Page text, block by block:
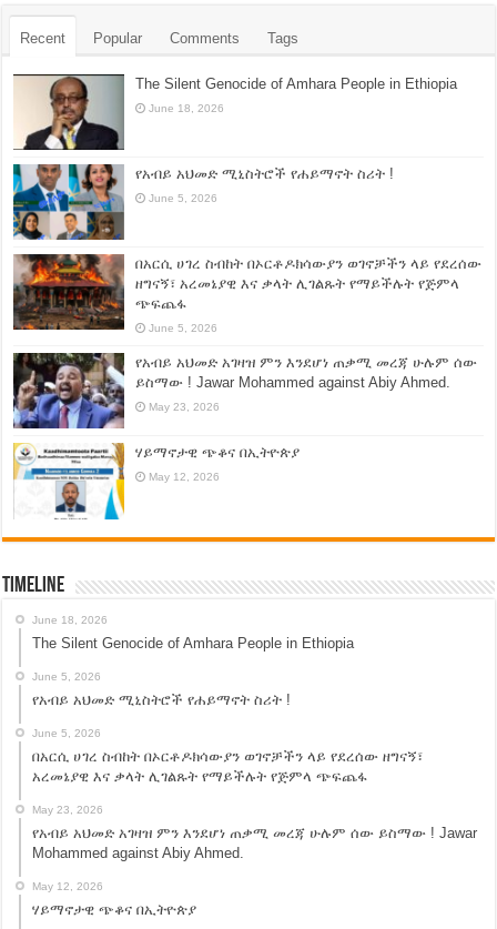
Recent Popular Comments Tags
The Silent Genocide of Amhara People in Ethiopia
June 18, 2026
የአብይ አህመድ ሚኒስትሮች የሐይማኖት ስሪት !
June 5, 2026
በአርሲ ሀገረ ስብከት በኦርቶዶክሳውያን ወገኖቻችን ላይ የደረሰው
ዘግናኝ፣ አረመኔያዊ እና ቃላት ሊገልጹት የማይችሉት የጅምላ
ጭፍጨፋ
June 5, 2026
የአብይ አህመድ አገዛዝ ምን እንደሆነ ጠቃሚ መረጃ ሁሉም ሰው
ይስማው ! Jawar Mohammed against Abiy Ahmed.
May 23, 2026
ሃይማኖታዊ ጭቆና በኢትዮጵያ
May 12, 2026
Timeline
June 18, 2026
The Silent Genocide of Amhara People in Ethiopia
June 5, 2026
የአብይ አህመድ ሚኒስትሮች የሐይማኖት ስሪት !
June 5, 2026
በአርሲ ሀገረ ስብከት በኦርቶዶክሳውያን ወገኖቻችን ላይ የደረሰው ዘግናኝ፣
አረመኔያዊ እና ቃላት ሊገልጹት የማይችሉት የጅምላ ጭፍጨፋ
May 23, 2026
የአብይ አህመድ አገዛዝ ምን እንደሆነ ጠቃሚ መረጃ ሁሉም ሰው ይስማው ! Jawar
Mohammed against Abiy Ahmed.
May 12, 2026
ሃይማኖታዊ ጭቆና በኢትዮጵያ